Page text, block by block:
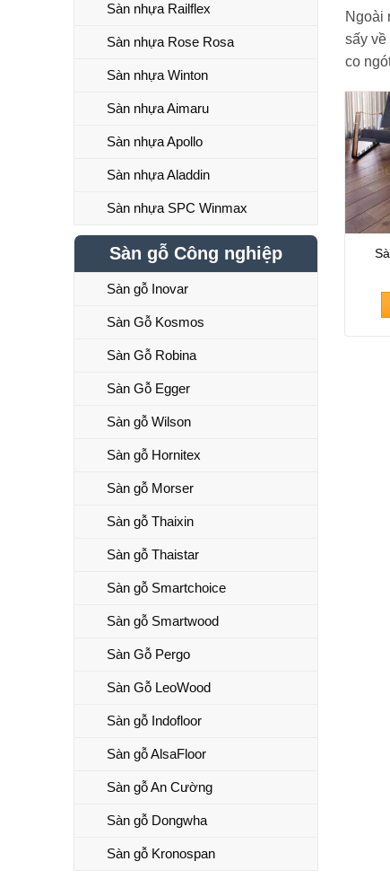
Sàn nhựa Railflex
Sàn nhựa Rose Rosa
Sàn nhựa Winton
Sàn nhựa Aimaru
Sàn nhựa Apollo
Sàn nhựa Aladdin
Sàn nhựa SPC Winmax
Sàn gỗ Công nghiệp
Sàn gỗ Inovar
Sàn Gỗ Kosmos
Sàn Gỗ Robina
Sàn Gỗ Egger
Sàn gỗ Wilson
Sàn gỗ Hornitex
Sàn gỗ Morser
Sàn gỗ Thaixin
Sàn gỗ Thaistar
Sàn gỗ Smartchoice
Sàn gỗ Smartwood
Sàn Gỗ Pergo
Sàn Gỗ LeoWood
Sàn gỗ Indofloor
Sàn gỗ AlsaFloor
Sàn gỗ An Cường
Sàn gỗ Dongwha
Sàn gỗ Kronospan
Ngoài
sấy về
co